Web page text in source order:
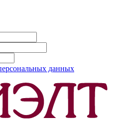
данных